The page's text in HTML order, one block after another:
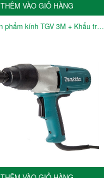
THÊM VÀO GIỎ HÀNG
Combo sản phẩm kính TGV 3M + Khẩu trang Gmask